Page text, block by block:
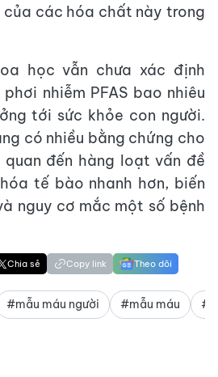
của các hóa chất này trong
học vẫn chưa xác định
nhiễm PFAS bao nhiêu
tới sức khỏe con người.
có nhiều bằng chứng cho
quan đến hàng loạt vấn đề
tế bào nhanh hơn, biến
nguy cơ mắc một số bệnh
Chia sẻ Copy link Theo dõi
#mẫu máu người #mẫu máu